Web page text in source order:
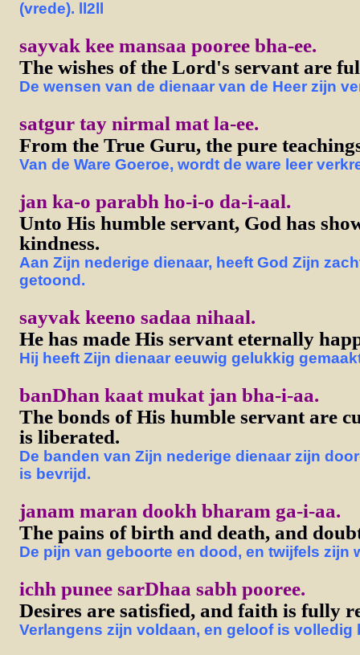
(vrede). ll2ll
sayvak kee mansaa pooree bha-ee.
The wishes of the Lord's servant are
De wensen van de dienaar van de Heer zijn
satgur tay nirmal mat la-ee.
From the True Guru, the pure
Van de Ware Goeroe, wordt de ware leer
jan ka-o parabh ho-i-o da-i-aal.
Unto His humble servant, God has
kindness.
Aan Zijn nederige dienaar, heeft God Zijn
getoond.
sayvak keeno sadaa nihaal.
He has made His servant eternally
Hij heeft Zijn dienaar eeuwig gelukkig
banDhan kaat mukat jan bha-i-aa.
The bonds of His humble servant are
is liberated.
De banden van Zijn nederige dienaar zijn
is bevrijd.
janam maran dookh bharam ga-i-aa.
The pains of birth and death, and
De pijn van geboorte en dood, en twijfels zijn
ichh punee sarDhaa sabh pooree.
Desires are satisfied, and faith is fully
Verlangens zijn voldaan, en geloof is volledig